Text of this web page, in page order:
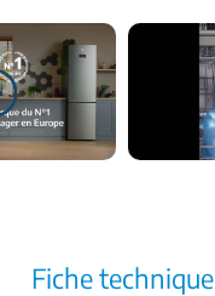
Fiche technique